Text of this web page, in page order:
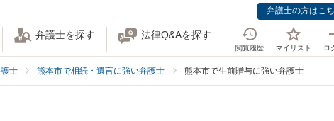
弁護士の方はこ
弁護士を探す 法律Q&Aを探す
閲覧履歴 マイリスト ロ
士 熊本市で相続・遺言に強い弁護士 熊本市で生前贈与に強い弁護士